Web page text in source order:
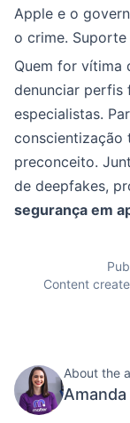
Apple e o
o crime.
Quem for vítima
denunciar perfis
especialistas.
conscientização
preconceito.
de deepfakes,
segurança em
Content
About the